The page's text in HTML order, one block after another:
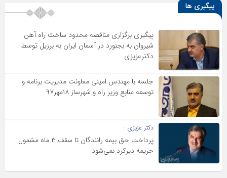
پیگیری ها
پیگیری برگزاری مناقصه محدود ساخت راه آهن
شیروان به بجنورد در آسمان ایران به برزیل توسط
دکترعزیزی
جلسه با مهندس امینی معاونت مدیریت برنامه و
توسعه منابع وزیر راه و شهرساز ۱۸مهر۹۷
دکتر عزیزی :
پرداخت حق بیمه رانندگان تا سقف ۳ ماه مشمول
جریمه دیرکرد نمی‌شود